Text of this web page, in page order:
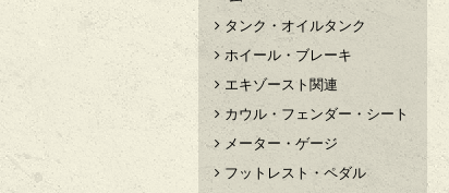
タンク・オイルタンク
ホイール・ブレーキ
エキゾースト関連
カウル・フェンダー・シート
メーター・ゲージ
フットレスト・ペダル